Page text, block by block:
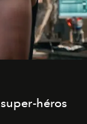
héros